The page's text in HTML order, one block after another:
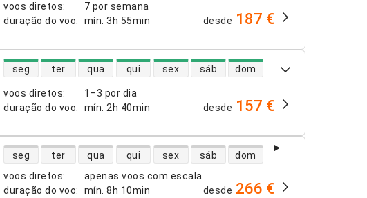
voos diretos:
7 por semana
duração do voo: mín. 3h 55min desde 187 €
voos diretos:
1–3 por dia
duração do voo: mín. 2h 40min
disponibilidade de voos diretos
seg ter qua qui sex sáb dom
desde 157 €
voos diretos:
apenas voos com escala
duração do voo: mín. 8h 10min
disponibilidade de voos diretos
seg ter qua qui sex sáb dom
desde 266 €